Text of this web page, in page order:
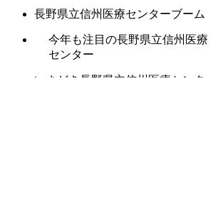
長野県立信州医療センターブーム
今年も注目の長野県立信州医療
センター
いまどき長野県立信州医療センタ